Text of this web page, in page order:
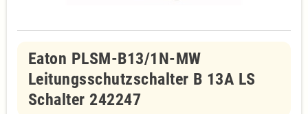
Eaton PLSM-B13/1N-MW
Leitungsschutzschalter B 13A LS
Schalter 242247